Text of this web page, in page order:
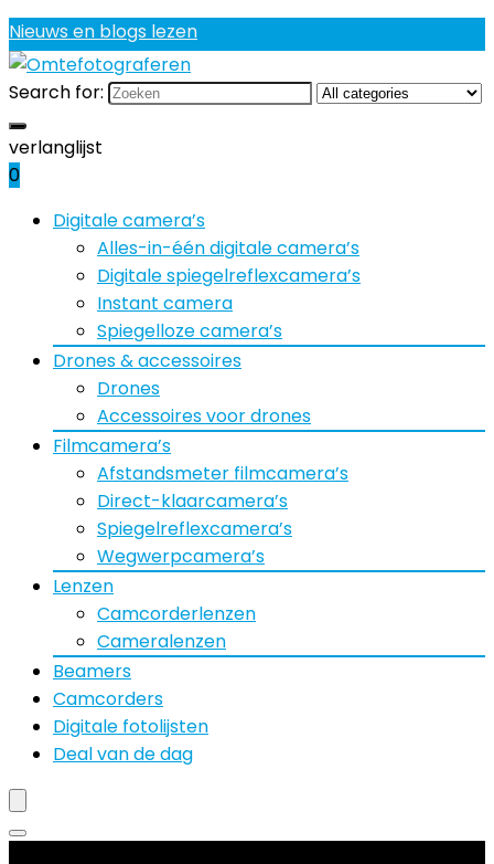
Nieuws en blogs lezen
Search for:
verlanglijst
0
Digitale camera’s
Alles-in-één digitale camera’s
Digitale spiegelreflexcamera’s
Instant camera
Spiegelloze camera’s
Drones & accessoires
Drones
Accessoires voor drones
Filmcamera’s
Afstandsmeter filmcamera’s
Direct-klaarcamera’s
Spiegelreflexcamera’s
Wegwerpcamera’s
Lenzen
Camcorderlenzen
Cameralenzen
Beamers
Camcorders
Digitale fotolijsten
Deal van de dag